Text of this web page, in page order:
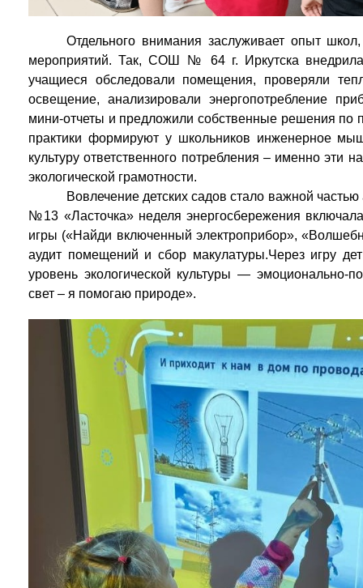
Отдельного внимания заслуживает опыт
мероприятий. Так, СОШ № 64 г. Иркутска внедрила
учащиеся обследовали помещения, проверяли
освещение, анализировали энергопотребление
мини-отчеты и предложили собственные решения по
практики формируют у школьников инженерное
культуру ответственного потребления – именно эти
экологической грамотности.
Вовлечение детских садов стало важной
№13 «Ласточка» неделя энергосбережения
игры («Найди включенный электроприбор»,
аудит помещений и сбор макулатуры.Через игру
уровень экологической культуры — эмоционально-
свет – я помогаю природе».